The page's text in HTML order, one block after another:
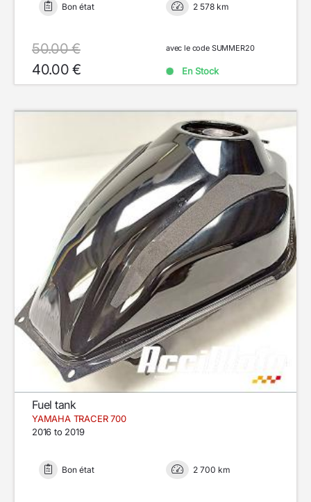
Bon état 2 578 km
50.00 €
40.00 €
avec le code SUMMER20
En Stock
Fuel tank
YAMAHA TRACER 700
2016 to 2019
Bon état 2 700 km